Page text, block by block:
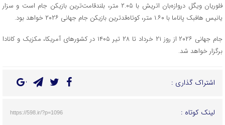
فلوریان ویگل دروازه‌بان اتریش با ۲.۰۵ متر، بلندقامت‌ترین بازیکن جام است و سزار
یانیس هافبک پاناما با ۱.۶۰ متر، کوتاه‌قدترین بازیکن جام جهانی ۲۰۲۶ خواهد بود.
جام جهانی ۲۰۲۶ از روز ۲۱ خرداد تا ۲۸ تیر ۱۴۰۵ در کشورهای آمریکا، مکزیک و کانادا
برگزار خواهد شد.
اشتراک گذاری :
لینک کوتاه : https://598.ir/?p=1096